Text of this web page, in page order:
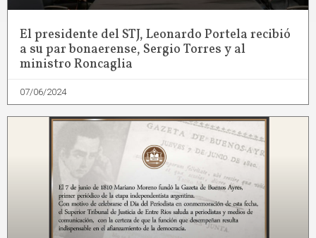
El presidente del STJ, Leonardo Portela recibió
a su par bonaerense, Sergio Torres y al
ministro Roncaglia
07/06/2024